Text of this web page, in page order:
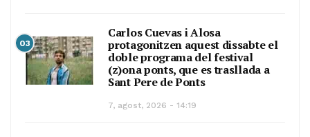
03
Carlos Cuevas i Alosa
protagonitzen aquest dissabte el
doble programa del festival
(z)ona ponts, que es trasllada a
Sant Pere de Ponts
7, agost, 2026 - 14:19